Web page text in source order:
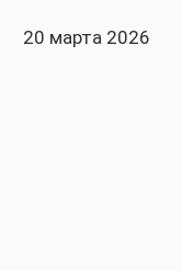
20 марта 2026